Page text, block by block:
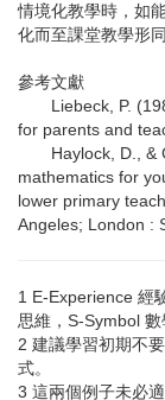
情境化教學時，如
化而至課堂教學形
參考文獻
Liebeck, P.
for parents and
Haylock, D., &
mathematics for
lower primary
Angeles; London :
1 E-Experience 經
思維，S-Symbol 數
2 建議學習初期不
式。
3 這兩個例子未必